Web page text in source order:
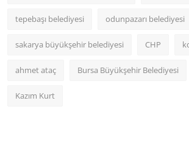
tepebaşı belediyesi odunpazarı belediyesi
sakarya büyükşehir belediyesi CHP
ahmet ataç Bursa Büyükşehir Belediyesi
Kazım Kurt